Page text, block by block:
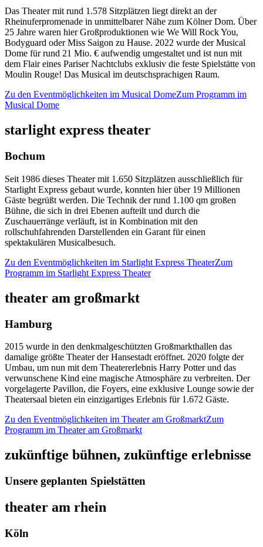
Das Theater mit rund 1.578 Sitzplätzen liegt direkt an der
Rheinuferpromenade in unmittelbarer Nähe zum Kölner Dom. Über
25 Jahre waren hier Großproduktionen wie We Will Rock You,
Bodyguard oder Miss Saigon zu Hause. 2022 wurde der Musical
Dome für rund 21 Mio. € aufwendig umgestaltet und ist nun mit
dem Flair eines Pariser Nachtclubs exklusiv die feste Spielstätte von
Moulin Rouge! Das Musical im deutschsprachigen Raum.
Zu den Eventmöglichkeiten im Musical DomeZum Programm im
Musical Dome
starlight express theater
Bochum
Seit 1986 dieses Theater mit 1.650 Sitzplätzen ausschließlich für
Starlight Express gebaut wurde, konnten hier über 19 Millionen
Gäste begrüßt werden. Die Technik der rund 1.100 qm großen
Bühne, die sich in drei Ebenen aufteilt und durch die
Zuschauerränge verläuft, ist in Kombination mit den
rollschuhfahrenden Darstellenden ein Garant für einen
spektakulären Musicalbesuch.
Zu den Eventmöglichkeiten im Starlight Express TheaterZum
Programm im Starlight Express Theater
theater am großmarkt
Hamburg
2015 wurde in den denkmalgeschützten Großmarkthallen das
damalige größte Theater der Hansestadt eröffnet. 2020 folgte der
Umbau, um nun mit dem Theatererlebnis Harry Potter und das
verwunschene Kind eine magische Atmosphäre zu verbreiten. Der
vorgelagerte Pavillon, die Foyers, eine exklusive Lounge sowie der
Theatersaal bieten ein einzigartiges Erlebnis für 1.672 Gäste.
Zu den Eventmöglichkeiten im Theater am GroßmarktZum
Programm im Theater am Großmarkt
zukünftige bühnen, zukünftige erlebnisse
Unsere geplanten Spielstätten
theater am rhein
Köln